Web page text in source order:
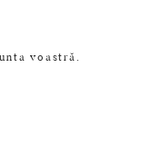
voastră.